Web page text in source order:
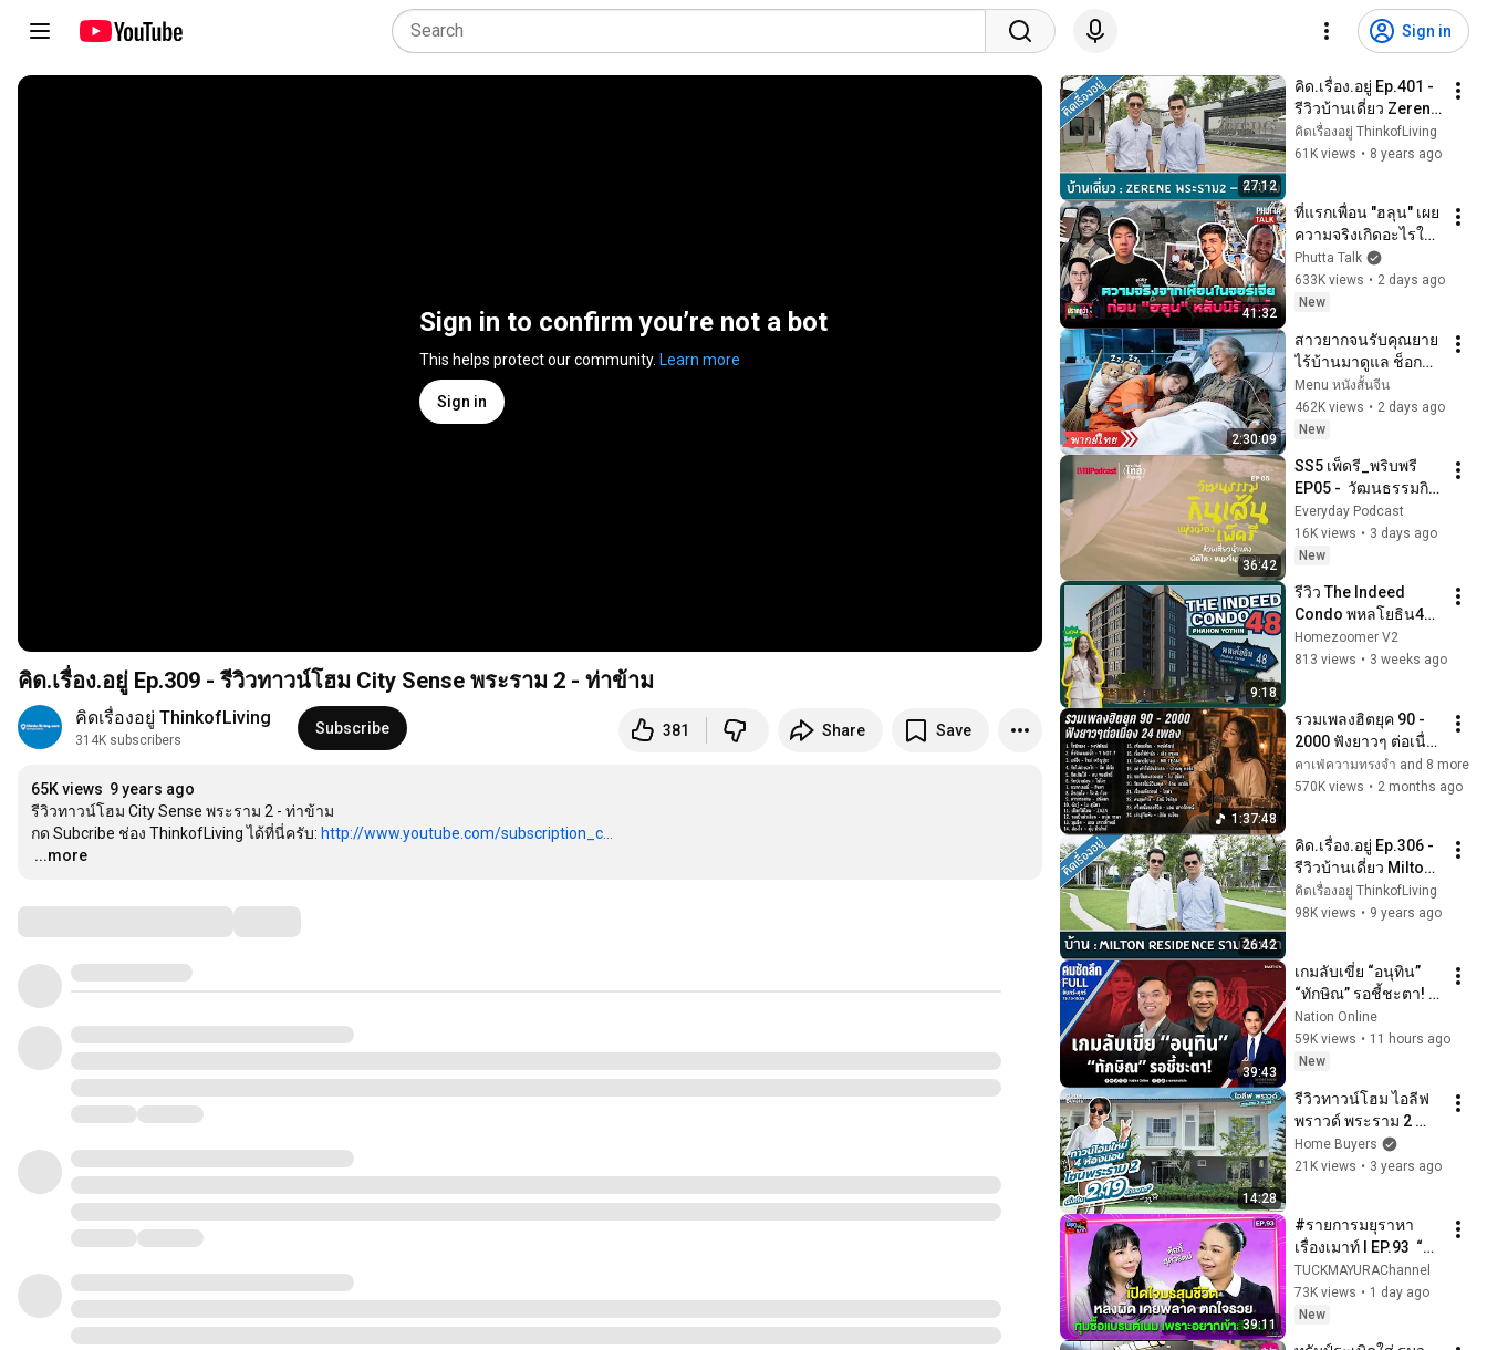
Sign in
Sign in to confirm you’re not a bot
This helps protect our community. Learn more
Sign in
คิด.เรื่อง.อยู่ Ep.309 - รีวิวทาวน์โฮม City Sense พระราม 2 - ท่าข้าม
คิดเรื่องอยู่ ThinkofLiving
314K subscribers
Subscribe 381 Share Save
65K views 9 years ago
รีวิวทาวน์โฮม City Sense พระราม 2 - ท่าข้าม
กด Subcribe ช่อง ThinkofLiving ได้ที่นี่ครับ: http://www.youtube.com/subscription_c...
…
...more
27:12
คิด.เรื่อง.อยู่ Ep.401 -
รีวิวบ้านเดี่ยว Zerene
พระราม 2 - ท่าข้าม
คิดเรื่องอยู่ ThinkofLiving
61K views • 8 years ago
41:32
ที่แรกเพื่อน "ฮลุน" เผย
ความจริงเกิดอะไรใน
จอร์เจีย "หมอแทน"
ช่วยนาชาตาลาสาน
ฝันl ปรากฏว่า l 5 ส.ค.
Phutta Talk
633K views • 2 days ago
New
2:30:09
สาวยากจนรับคุณยาย
ไร้บ้านมาดูแล ช็อก
เมื่อรู้ว่าท่านคือมหา
เศรษฐินี ก่อนจับเธอ
แต่งกับ CEO!
Menu หนังสั้นจีน
462K views • 2 days ago
New
36:42
SS5 เพ็ดรี_พริบพรี
EP05 -  วัฒนธรรมกิน
Everyday Podcast
16K views • 3 days ago
New
9:18
รีวิว The Indeed
Condo พหลโยธิน48
คอนโดพร้อมอยู่ ใกล้
รถไฟฟ้าสายหยุด สุด
Homezoomer V2
813 views • 3 weeks ago
1:37:48
รวมเพลงฮิตยุค 90 -
2000 ฟังยาวๆ ต่อเนื่อง
24 เพลง | ใจนักเลง /
แพ้ใจ / เล่าสู่กันฟัง
คาเฟ่ความทรงจำ and 8 more
570K views • 2 months ago
26:42
คิด.เรื่อง.อยู่ Ep.306 -
รีวิวบ้านเดี่ยว Milton
Residence
รามอินทรา
คิดเรื่องอยู่ ThinkofLiving
98K views • 9 years ago
39:43
เกมลับเขี่ย “อนุทิน”
“ทักษิณ” รอชี้ชะตา! |
คมชัดลึก | 6 ส.ค. 69 |
FULL | NationTV22
Nation Online
59K views • 11 hours ago
New
14:28
รีวิวทาวน์โฮม ไอลีฟ
พราวด์ พระราม 2
กม.14 l ทาวน์โฮม 4
ห้องนอน ตอบโจทย์
Home Buyers
21K views • 3 years ago
39:11
#รายการมยุราหา
เรื่องเมาท์ I EP.93  “ตุ๊ก
กี้” เปิดใจมรสุมชีวิต
หลงผิด เคยพลาด
ตกใจรวย !
TUCKMAYURAChannel
73K views • 1 day ago
New